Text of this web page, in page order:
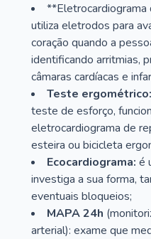
**Eletrocardiograma
utiliza eletrodos para
coração quando a
identificando arritmias,
câmaras cardíacas e
Teste ergométrico:
teste de esforço,
eletrocardiograma de
esteira ou bicicleta
Ecocardiograma: é
investiga a sua forma,
eventuais bloqueios;
MAPA 24h
arterial): exame que